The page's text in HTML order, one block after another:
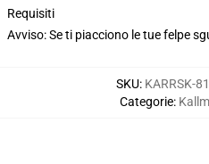
Requisiti
Avviso: Se ti piacciono le tue felpe
SKU: KARRSK-
Categorie: